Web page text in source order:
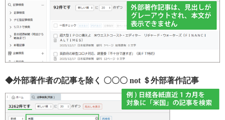
◆外部著作者の記事を除く 〇〇〇 not ＄外部著作記事